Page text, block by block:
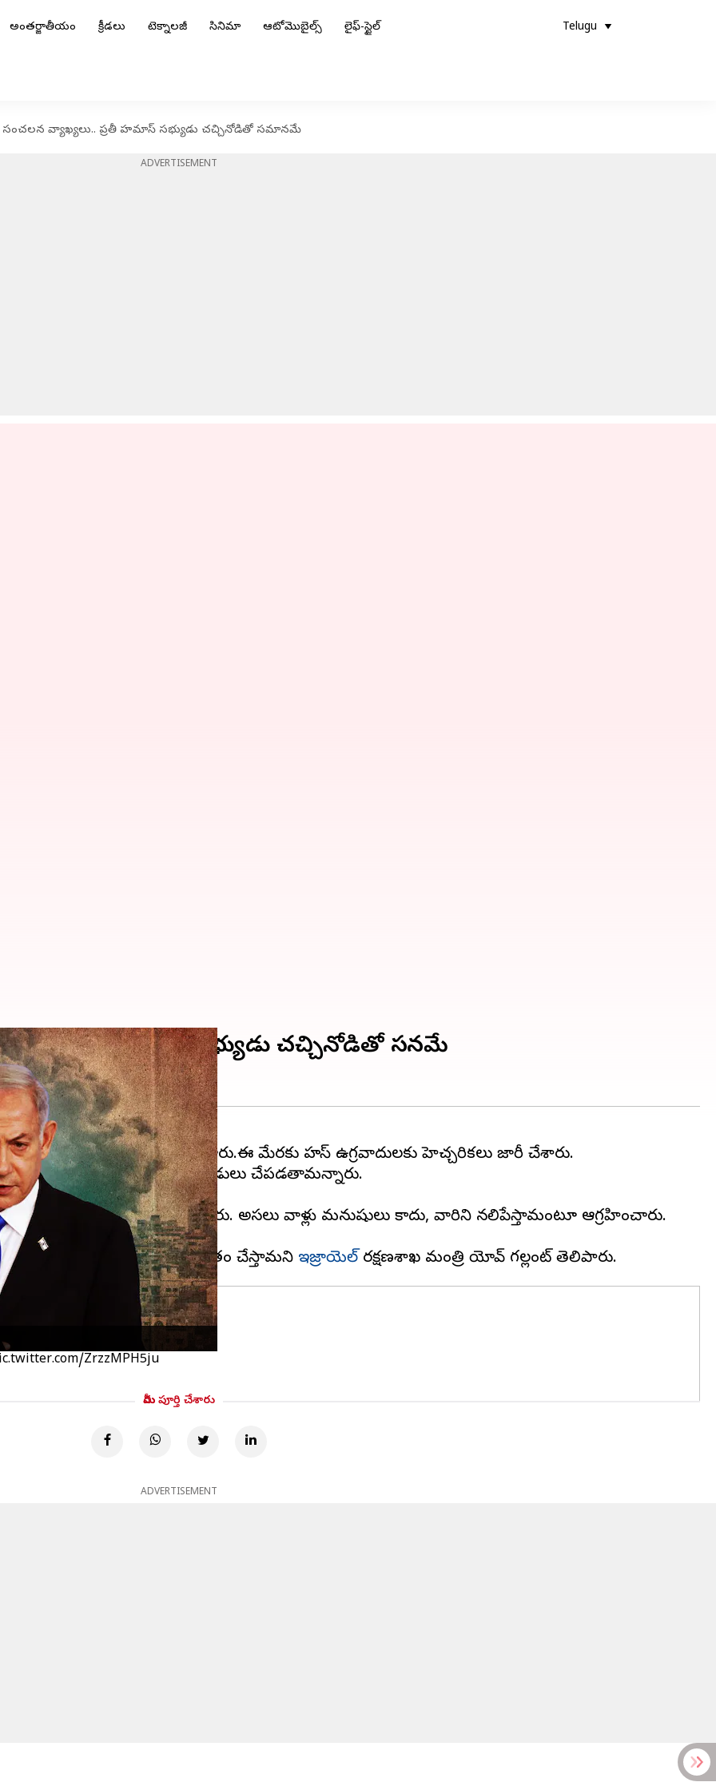
అంతర్జాతీయం క్రీడలు టెక్నాలజీ సినిమా ఆటోమొబైల్స్ లైఫ్-స్టైల్ Telugu
వ్యాఖ్యలు.. ప్రతీ హమాస్ సభ్యుడు చచ్చినోడితో సమానమే
ADVERTISEMENT
ప్రతీ హమాస్ సభ్యుడు చచ్చినోడితో సమానమే
తీవ్ర స్థాయిలో స్పందించారు.ఈ మేరకు హమాస్ ఉగ్రవాదులకు హెచ్చరికలు జారీ చేశారు.
అతి త్వరలోనే క్షేత్రస్థాయిలో దాడులు చేపడతామన్నారు.
తీవ్రంగా హెచ్చరించారు.
అల్టిమేటం జారీ చేశారు. అసలు వాళ్లు మనుషులు కాదు, వారిని నలిపేస్తామంటూ ఆగ్రహించారు.
చేశారు.
హెచ్చరించారు. హమాస్‌ను భూస్థాపితం చేస్తామని ఇజ్రాయెల్
ZrzzMPH5ju
మీరు పూర్తి చేశారు
ADVERTISEMENT